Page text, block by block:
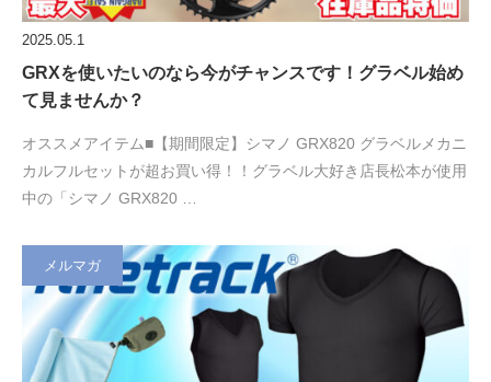
2025.05.1
GRXを使いたいのなら今がチャンスです！グラベル始め
て見ませんか？
オススメアイテム■【期間限定】シマノ GRX820 グラベルメカニ
カルフルセットが超お買い得！！グラベル大好き店長松本が使用
中の「シマノ GRX820 …
メルマガ